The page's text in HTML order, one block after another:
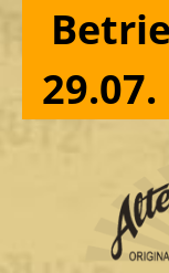
Zum Hauptinhalt